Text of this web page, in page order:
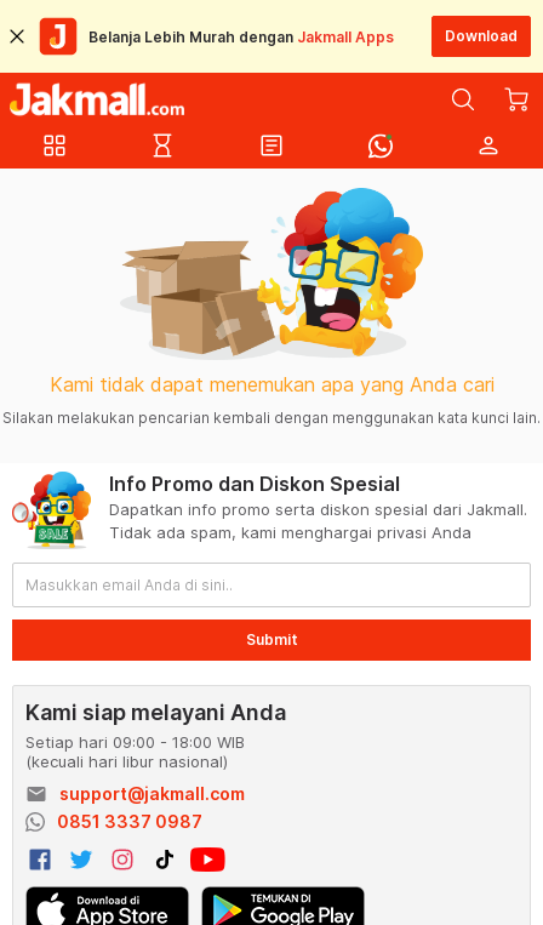
Belanja Lebih Murah dengan Jakmall Apps Download
grid_view hourglass_empty article person
Kami tidak dapat menemukan apa yang Anda cari
Silakan melakukan pencarian kembali dengan menggunakan kata kunci lain.
Info Promo dan Diskon Spesial
Dapatkan info promo serta diskon spesial dari Jakmall.
Tidak ada spam, kami menghargai privasi Anda
Submit
Kami siap melayani Anda
Setiap hari 09:00 - 18:00 WIB
(kecuali hari libur nasional)
email
support@jakmall.com
0851 3337 0987